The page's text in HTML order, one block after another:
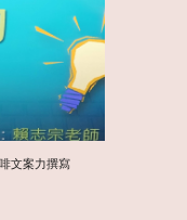
文案力撰寫